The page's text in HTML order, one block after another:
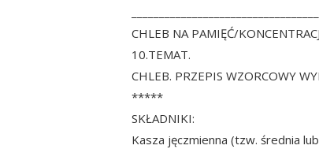
CHLEB NA PAMIĘĆ/
10.TEMAT.
CHLEB. PRZEPIS WZORCOWY
*****
SKŁADNIKI:
Kasza jęczmienna (tzw. średnia